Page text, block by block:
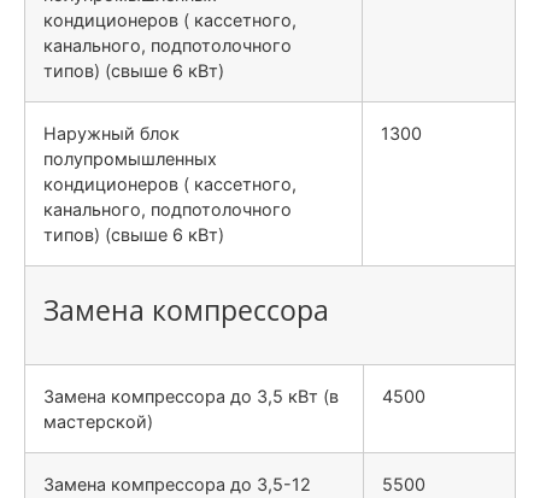
кондиционеров ( кассетного,
канального, подпотолочного
типов) (свыше 6 кВт)
Наружный блок
полупромышленных
кондиционеров ( кассетного,
канального, подпотолочного
типов) (свыше 6 кВт)
1300
Замена компрессора
Замена компрессора до 3,5 кВт (в
мастерской)
4500
Замена компрессора до 3,5-12 5500